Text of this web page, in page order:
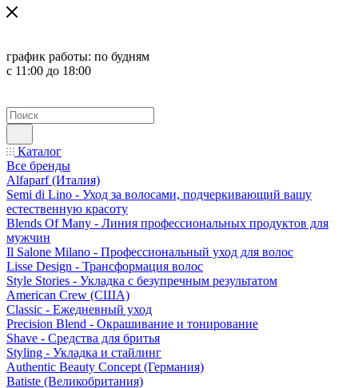
график работы: по будням
с 11:00 до 18:00
Каталог
Все бренды
Alfaparf (Италия)
Semi di Lino - Уход за волосами, подчеркивающий вашу
естественную красоту
Blends Of Many - Линия профессиональных продуктов для
мужчин
Il Salone Milano - Профессиональный уход для волос
Lisse Design - Трансформация волос
Style Stories - Укладка с безупречным результатом
American Crew (США)
Classic - Ежедневный уход
Precision Blend - Окрашивание и тонирование
Shave - Средства для бритья
Styling - Укладка и стайлинг
Authentic Beauty Concept (Германия)
Batiste (Великобритания)